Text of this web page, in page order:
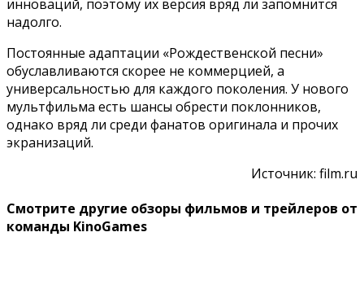
инноваций, поэтому их версия вряд ли запомнится
надолго.
Постоянные адаптации «Рождественской песни»
обуславливаются скорее не коммерцией, а
универсальностью для каждого поколения. У нового
мультфильма есть шансы обрести поклонников,
однако вряд ли среди фанатов оригинала и прочих
экранизаций.
Источник: film.ru
Смотрите другие обзоры фильмов и трейлеров от
команды KinoGames